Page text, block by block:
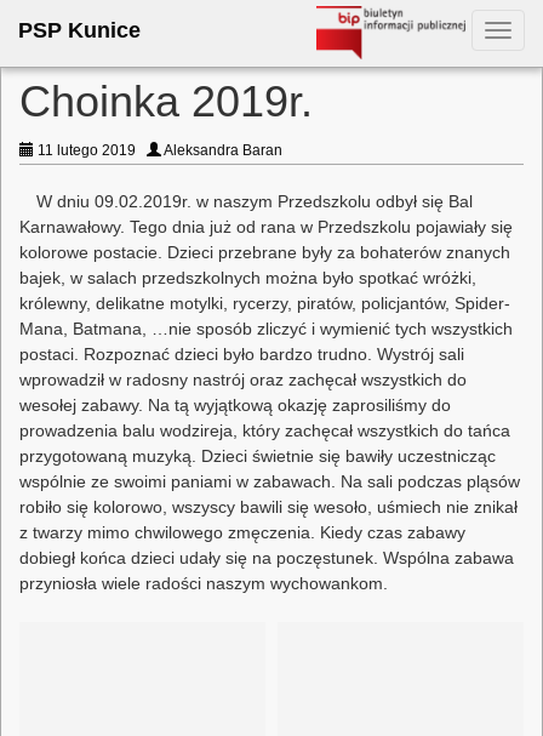
PSP Kunice
Choinka 2019r.
11 lutego 2019 Aleksandra Baran
W dniu 09.02.2019r. w naszym Przedszkolu odbył się Bal
Karnawałowy. Tego dnia już od rana w Przedszkolu pojawiały się
kolorowe postacie. Dzieci przebrane były za bohaterów znanych
bajek, w salach przedszkolnych można było spotkać wróżki,
królewny, delikatne motylki, rycerzy, piratów, policjantów, Spider-
Mana, Batmana, …nie sposób zliczyć i wymienić tych wszystkich
postaci. Rozpoznać dzieci było bardzo trudno. Wystrój sali
wprowadził w radosny nastrój oraz zachęcał wszystkich do
wesołej zabawy. Na tą wyjątkową okazję zaprosiliśmy do
prowadzenia balu wodzireja, który zachęcał wszystkich do tańca
przygotowaną muzyką. Dzieci świetnie się bawiły uczestnicząc
wspólnie ze swoimi paniami w zabawach. Na sali podczas pląsów
robiło się kolorowo, wszyscy bawili się wesoło, uśmiech nie znikał
z twarzy mimo chwilowego zmęczenia. Kiedy czas zabawy
dobiegł końca dzieci udały się na poczęstunek. Wspólna zabawa
przyniosła wiele radości naszym wychowankom.